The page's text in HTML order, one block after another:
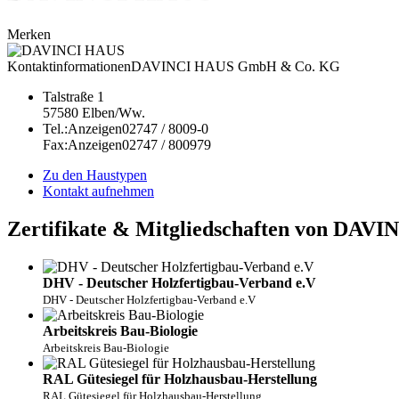
Merken
KontaktinformationenDAVINCI HAUS GmbH & Co. KG
Talstraße 1
57580 Elben/Ww.
Tel.:Anzeigen02747 / 8009-0
Fax:Anzeigen02747 / 800979
Zu den Haustypen
Kontakt aufnehmen
Zertifikate & Mitgliedschaften von
DHV - Deutscher Holzfertigbau-Verband e.V
DHV - Deutscher Holzfertigbau-Verband e.V
Arbeitskreis Bau-Biologie
Arbeitskreis Bau-Biologie
RAL Gütesiegel für Holzhausbau-Herstellung
RAL Gütesiegel für Holzhausbau-Herstellung